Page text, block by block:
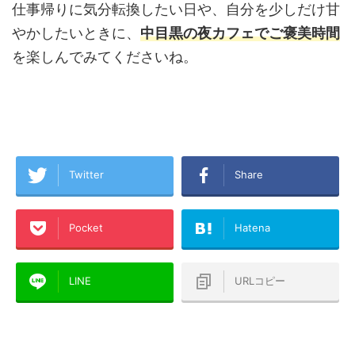
仕事帰りに気分転換したい日や、自分を少しだけ甘
やかしたいときに、 中目黒の夜カフェでご褒美時間
を楽しんでみてくださいね。
Twitter Share
Pocket Hatena
LINE URLコピー